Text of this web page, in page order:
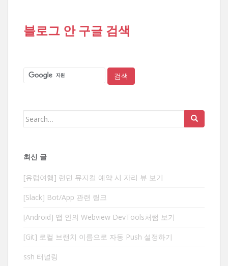
블로그 안 구글 검색
Search
최신 글
[유럽여행] 런던 뮤지컬 예약 시 자리 뷰 보기
[Slack] Bot/App 관련 링크
[Android] 앱 안의 Webview DevTools처럼 보기
[Git] 로컬 브랜치 이름으로 자동 Push 설정하기
ssh 터널링